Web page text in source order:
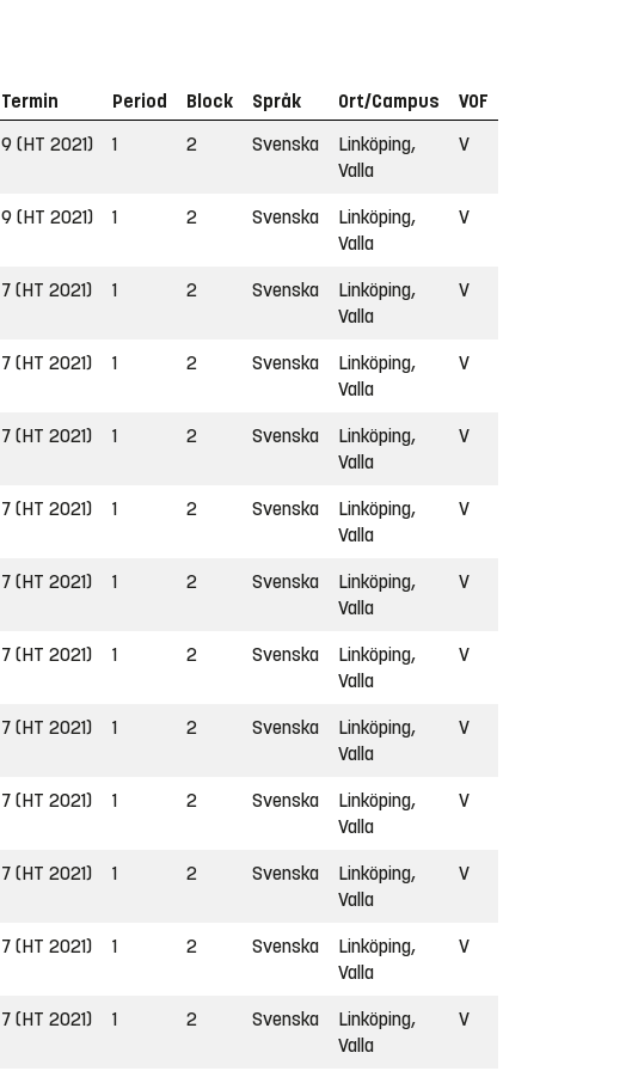
Termin Period Block Språk Ort/Campus
VOF
9 (HT 2021) 1 2 Svenska
Linköping,
Valla
V
9 (HT 2021) 1 2 Svenska
Linköping,
Valla
V
7 (HT 2021) 1 2 Svenska
Linköping,
Valla
V
7 (HT 2021) 1 2 Svenska
Linköping,
Valla
V
7 (HT 2021) 1 2 Svenska
Linköping,
Valla
V
7 (HT 2021) 1 2 Svenska
Linköping,
Valla
V
7 (HT 2021) 1 2 Svenska
Linköping,
Valla
V
7 (HT 2021) 1 2 Svenska
Linköping,
Valla
V
7 (HT 2021) 1 2 Svenska
Linköping,
Valla
V
7 (HT 2021) 1 2 Svenska
Linköping,
Valla
V
7 (HT 2021) 1 2 Svenska
Linköping,
Valla
V
7 (HT 2021) 1 2 Svenska
Linköping,
Valla
V
7 (HT 2021) 1 2 Svenska
Linköping,
Valla
V